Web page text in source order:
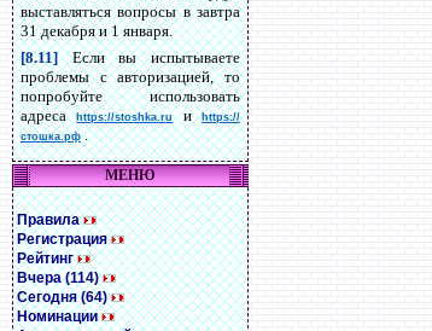
выставляться вопросы в завтра
31 декабря и 1 января.
[8.11]Если вы испытываете
проблемы с авторизацией, то
попробуйте использовать
адресаhttps://stoshka.ruиhttps://
стошка.рф.
МЕНЮ
Правила
Регистрация
Рейтинг
Вчера (114)
Сегодня (64)
Номинации